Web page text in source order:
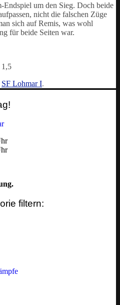
Endspiel um den Sieg. Doch beide
nicht die falschen Züge
sich auf Remis, was wohl
für beide Seiten war.
SF Lohmar I.
filtern: